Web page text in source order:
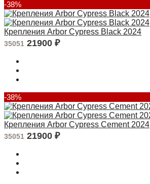
-38%
Крепления Arbor Cypress Black 2024
35051 21900 ₽
-38%
Крепления Arbor Cypress Cement 2024
35051 21900 ₽